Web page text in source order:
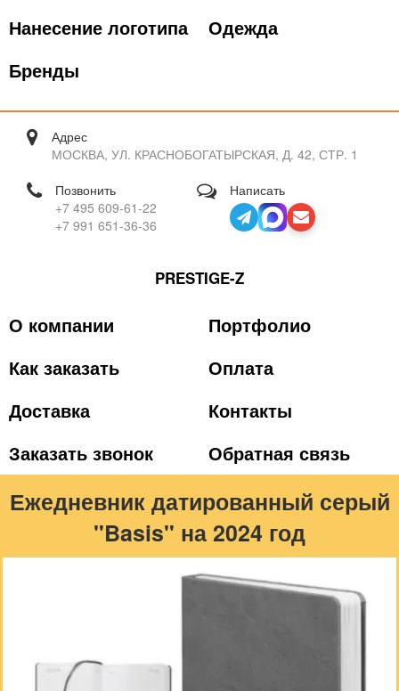
Нанесение логотипа
Одежда
Бренды
Адрес
МОСКВА, УЛ. КРАСНОБОГАТЫРСКАЯ, Д. 42, СТР. 1
Позвонить
+7 495 609-61-22
+7 991 651-36-36
Написать
PRESTIGE-Z
О компании
Портфолио
Как заказать
Оплата
Доставка
Контакты
Заказать звонок
Обратная связь
Ежедневник датированный серый
"Basis" на 2024 год